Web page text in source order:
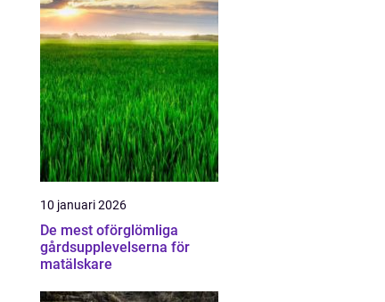
10 januari 2026
De mest oförglömliga
gårdsupplevelserna för
matälskare